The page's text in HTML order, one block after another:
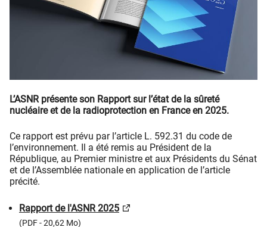
L’ASNR présente son Rapport sur l’état de la sûreté
nucléaire et de la radioprotection en France en 2025.
Ce rapport est prévu par l’article L. 592.31 du code de
l’environnement. Il a été remis au Président de la
République, au Premier ministre et aux Présidents du Sénat
et de l’Assemblée nationale en application de l’article
précité.
Rapport de l'ASNR 2025
(PDF - 20,62 Mo)